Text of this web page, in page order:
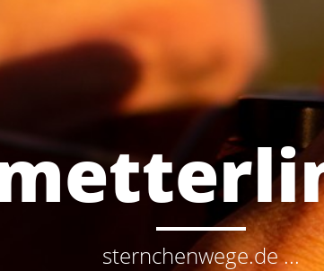
sternchenwege.de ...